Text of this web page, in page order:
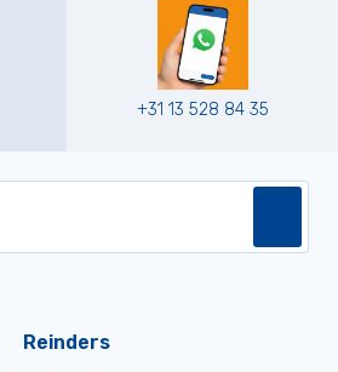
+31 13 528 84 35
Reinders